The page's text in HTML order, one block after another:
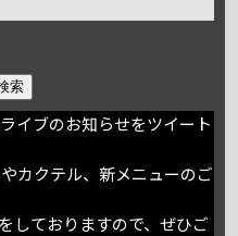
索
イブのお知らせをツイート
カクテル、新メニューのご
しておりますので、ぜひご